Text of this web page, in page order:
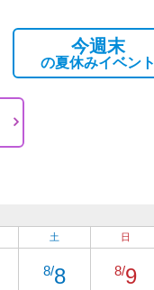
今週末
の夏休みイベント
土
8/8
日
8/9